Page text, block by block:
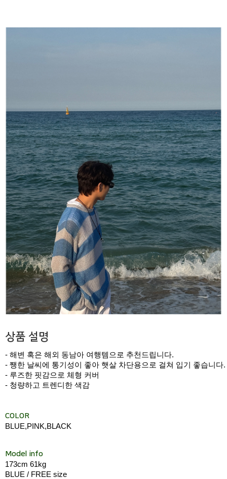
상품 설명
- 해변 혹은 해외 동남아 여행템으로 추천드립니다.
- 쨍한 날씨에 통기성이 좋아 햇살 차단용으로 걸쳐 입기 좋습니다.
- 루즈한 핏감으로 체형 커버
- 청량하고 트렌디한 색감
COLOR
BLUE,PINK,BLACK
Model info
173cm 61kg
BLUE / FREE size